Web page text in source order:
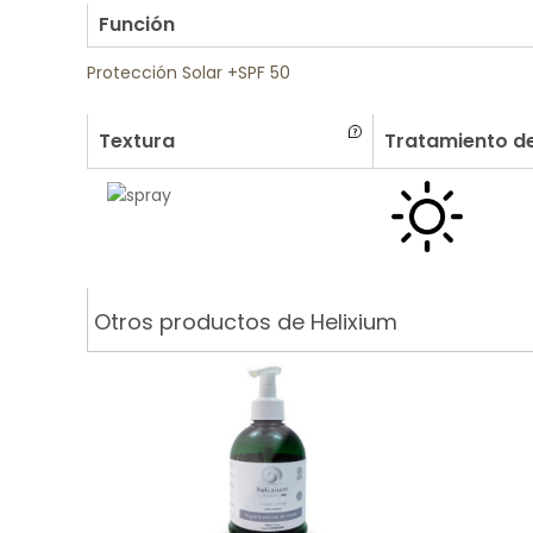
Función
Protección Solar +SPF 50
Textura Tratamiento
Otros productos de Helixium